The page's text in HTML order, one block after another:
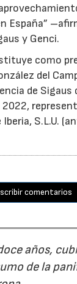
España”
y Genci.
como
del
de Sigaus
2022,
S.L.U.
comentarios
años,
de la